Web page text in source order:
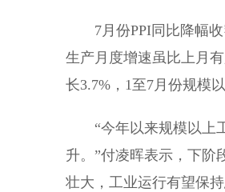
7月份PPI同比降幅收
生产月度增速虽比上月
长3.7%，1至7月份规模
“今年以来规模以上工
升。”付凌晖表示，下阶
壮大，工业运行有望保持